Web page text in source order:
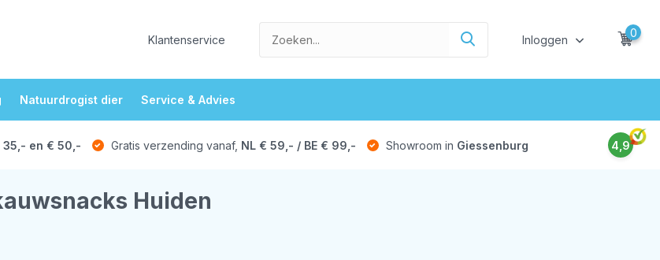
Klantenservice Inloggen
0
Natuurdrogist dier Service & Advies
en € 50,- Gratis verzending vanaf, NL € 59,- / BE € 99,- Showroom in Giessenburg 4,9
Huiden